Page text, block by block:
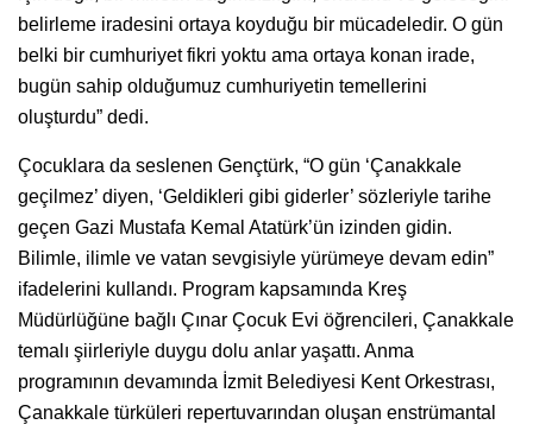
belirleme iradesini ortaya koyduğu bir mücadeledir. O gün
belki bir cumhuriyet fikri yoktu ama ortaya konan irade,
bugün sahip olduğumuz cumhuriyetin temellerini
oluşturdu” dedi.
Çocuklara da seslenen Gençtürk, “O gün ‘Çanakkale
geçilmez’ diyen, ‘Geldikleri gibi giderler’ sözleriyle tarihe
geçen Gazi Mustafa Kemal Atatürk’ün izinden gidin.
Bilimle, ilimle ve vatan sevgisiyle yürümeye devam edin”
ifadelerini kullandı. Program kapsamında Kreş
Müdürlüğüne bağlı Çınar Çocuk Evi öğrencileri, Çanakkale
temalı şiirleriyle duygu dolu anlar yaşattı. Anma
programının devamında İzmit Belediyesi Kent Orkestrası,
Çanakkale türküleri repertuvarından oluşan enstrümantal